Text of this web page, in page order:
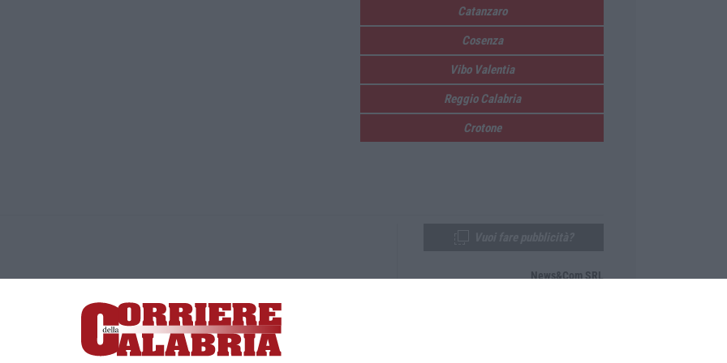
Catanzaro
Cosenza
Vibo Valentia
Reggio Calabria
Crotone
Lamezia Terme (CZ)
responsabile Paola Militano |Privacy
News&Com SRL